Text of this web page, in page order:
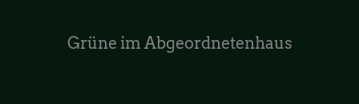
Grüne im Abgeordnetenhaus